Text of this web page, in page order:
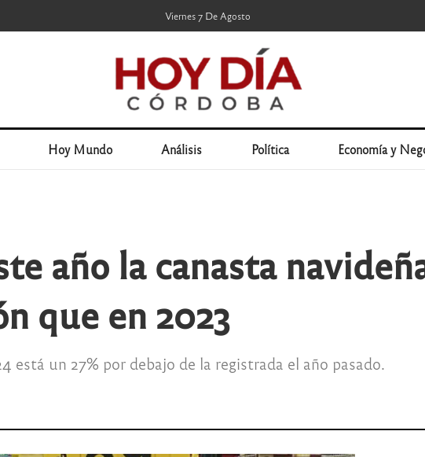
Viernes 7 De Agosto
Hoy Mundo Análisis Política Economía y
año la canasta
que en 2023
está un 27% por debajo de la registrada el año pasado.